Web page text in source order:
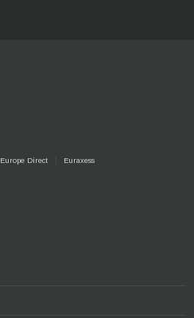
Europe Direct Euraxess